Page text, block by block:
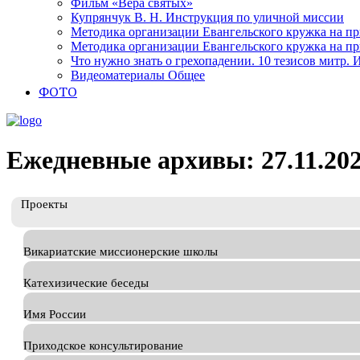
Фильм «Вера святых»
Купрянчук В. Н. Инструкция по уличной миссии
Методика организации Евангельского кружка на
Методика организации Евангельского кружка на
Что нужно знать о грехопадении. 10 тезисов митр.
Видеоматериалы Общее
ФОТО
Ежедневные архивы:
Проекты
Викариатские миссионерские школы
Катехизические беседы
Имя России
Приходское консультирование